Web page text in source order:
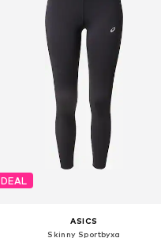
DEAL
ASICS
Skinny Sportbyxa